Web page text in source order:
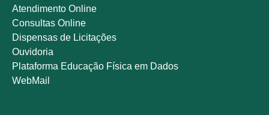
Atendimento Online
Consultas Online
Dispensas de Licitações
Ouvidoria
Plataforma Educação Física em Dados
WebMail